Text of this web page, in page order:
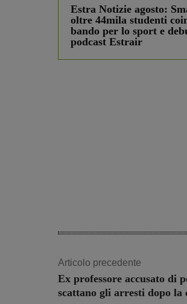
Estra Notizie agosto:
oltre 44mila studenti
bando per lo sport e
podcast Estrair
Articolo precedente
Ex professore accusato di
scattano gli arresti dopo la